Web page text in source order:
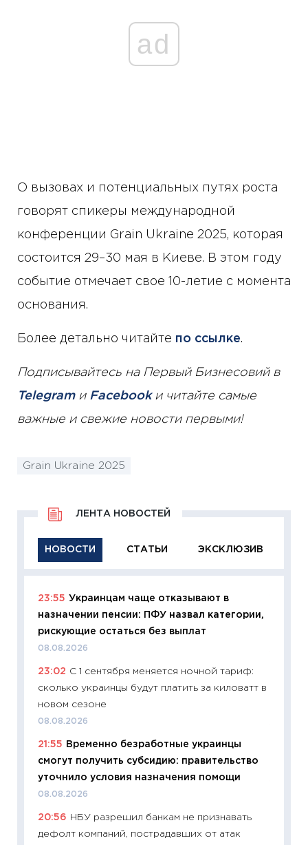
ad
О вызовах и потенциальных путях роста
говорят спикеры международной
конференции Grain Ukraine 2025, которая
состоится 29–30 мая в Киеве. В этом году
событие отмечает свое 10-летие с момента
основания.
Более детально читайте по ссылке.
Подписывайтесь на Первый Бизнесовий в
Telegramи Facebookи читайте самые
важные и свежие новости первыми!
Grain Ukraine 2025
НОВОСТИ СТАТЬИ ЭКСКЛЮЗИВ
ЛЕНТА НОВОСТЕЙ
23:55 Украинцам чаще отказывают в
назначении пенсии: ПФУ назвал категории,
рискующие остаться без выплат
08.08.2026
23:02 С 1 сентября меняется ночной тариф:
сколько украинцы будут платить за киловатт в
новом сезоне
08.08.2026
21:55
Временно безработные украинцы
смогут получить субсидию: правительство
уточнило условия назначения помощи
08.08.2026
20:56
НБУ разрешил банкам не признавать
дефолт компаний, пострадавших от атак